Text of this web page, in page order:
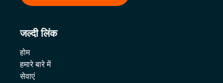
जल्दी लिंक
होम
हमारे बारे में
सेवाएं